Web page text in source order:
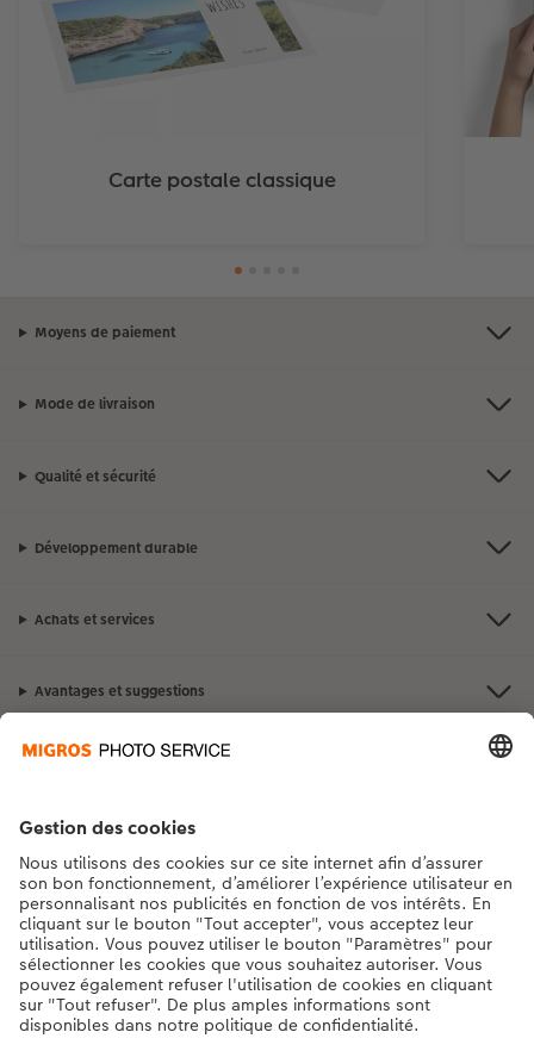
Carte postale classique
Moyens de paiement
Mode de livraison
Qualité et sécurité
Développement durable
Achats et services
Avantages et suggestions
Contact et aide
La Migros
Si vous avez des questions concernant nos produits ou votre commande,
n'hésitez pas à nous contacter du lundi au dimanche, de 9h00 à 20h00
(hors jours fériés), au numéro de téléphone043 5500 295• 7j/7 • de 9h à
20h
DE|FR| IT